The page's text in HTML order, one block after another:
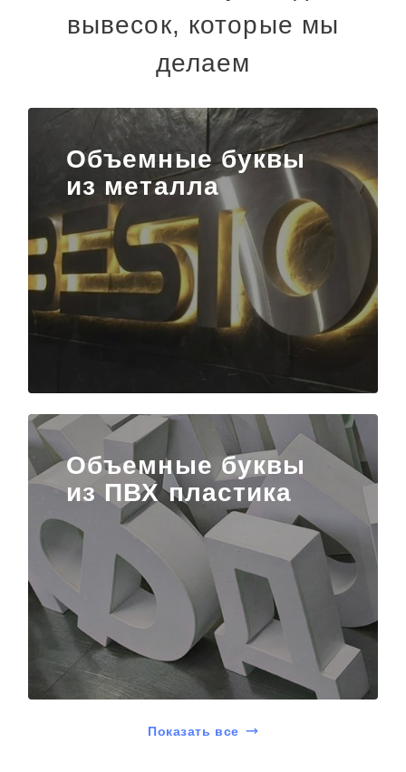
вывесок, которые мы
делаем
Объемные буквы
из металла
Объемные буквы
из ПВХ пластика
Показать все